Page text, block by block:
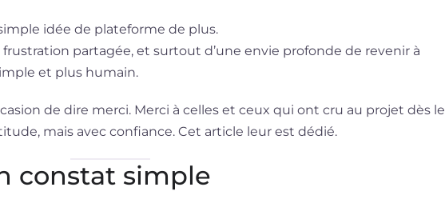
idée de plateforme de plus.
frustration partagée, et surtout d’une envie profonde de revenir à
et plus humain.
de dire merci. Merci à celles et ceux qui ont cru au projet dès le
mais avec confiance. Cet article leur est dédié.
constat simple